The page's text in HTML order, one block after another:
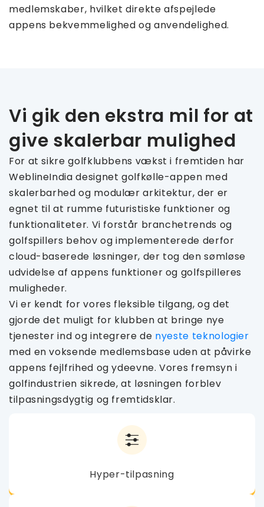
medlemskaber, hvilket direkte afspejlede
appens bekvemmelighed og anvendelighed.
Vi gik den ekstra mil for at
give skalerbar mulighed
For at sikre golfklubbens vækst i fremtiden har
WeblineIndia designet golfkølle-appen med
skalerbarhed og modulær arkitektur, der er
egnet til at rumme futuristiske funktioner og
funktionaliteter. Vi forstår branchetrends og
golfspillers behov og implementerede derfor
cloud-baserede løsninger, der tog den sømløse
udvidelse af appens funktioner og golfspilleres
muligheder.
Vi er kendt for vores fleksible tilgang, og det
gjorde det muligt for klubben at bringe nye
tjenester ind og integrere de nyeste teknologier
med en voksende medlemsbase uden at påvirke
appens fejlfrihed og ydeevne. Vores fremsyn i
golfindustrien sikrede, at løsningen forblev
tilpasningsdygtig og fremtidsklar.
Hyper-tilpasning